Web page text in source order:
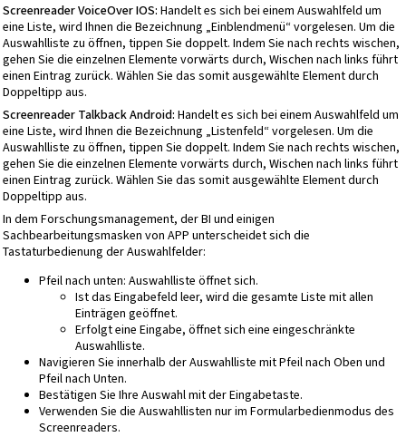
Screenreader VoiceOver IOS: Handelt es sich bei einem Auswahlfeld um
eine Liste, wird Ihnen die Bezeichnung „Einblendmenü“ vorgelesen. Um die
Auswahlliste zu öffnen, tippen Sie doppelt. Indem Sie nach rechts wischen,
gehen Sie die einzelnen Elemente vorwärts durch, Wischen nach links führt
einen Eintrag zurück. Wählen Sie das somit ausgewählte Element durch
Doppeltipp aus.
Screenreader Talkback Android: Handelt es sich bei einem Auswahlfeld um
eine Liste, wird Ihnen die Bezeichnung „Listenfeld“ vorgelesen. Um die
Auswahlliste zu öffnen, tippen Sie doppelt. Indem Sie nach rechts wischen,
gehen Sie die einzelnen Elemente vorwärts durch, Wischen nach links führt
einen Eintrag zurück. Wählen Sie das somit ausgewählte Element durch
Doppeltipp aus.
In dem Forschungsmanagement, der BI und einigen
Sachbearbeitungsmasken von APP unterscheidet sich die
Tastaturbedienung der Auswahlfelder:
Pfeil nach unten: Auswahlliste öffnet sich.
Ist das Eingabefeld leer, wird die gesamte Liste mit allen
Einträgen geöffnet.
Erfolgt eine Eingabe, öffnet sich eine eingeschränkte
Auswahlliste.
Navigieren Sie innerhalb der Auswahlliste mit Pfeil nach Oben und
Pfeil nach Unten.
Bestätigen Sie Ihre Auswahl mit der Eingabetaste.
Verwenden Sie die Auswahllisten nur im Formularbedienmodus des
Screenreaders.